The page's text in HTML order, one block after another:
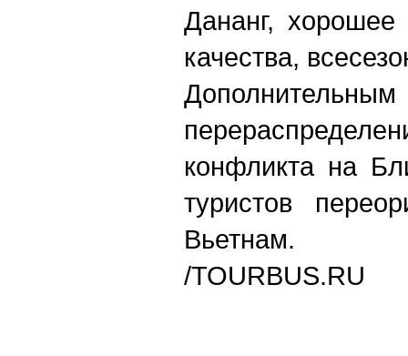
Дананг,
качества,
конфликта на
туристов
Вьетнам.
/TOURBUS.RU